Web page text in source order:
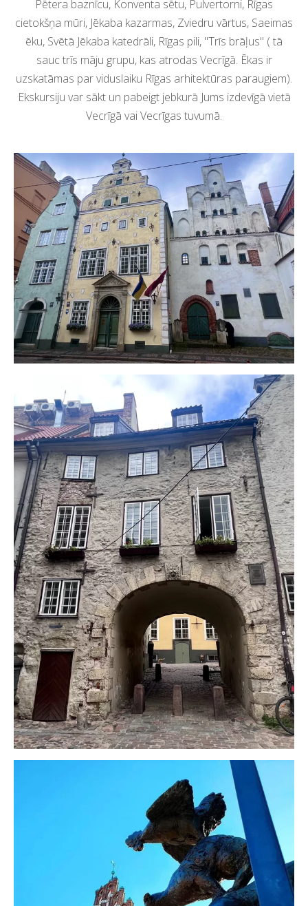
Pētera baznīcu, Konventa sētu, Pulvertorni, Rīgas
cietokšņa mūri, Jēkaba kazarmas, Zviedru vārtus, Saeimas
ēku, Svētā Jēkaba katedrāli, Rīgas pili, "Trīs brāļus" ( tā
sauc trīs māju grupu, kas atrodas Vecrīgā. Ēkas ir
uzskatāmas par viduslaiku Rīgas arhitektūras paraugiem).
Ekskursiju var sākt un pabeigt jebkurā Jums izdevīgā vietā
Vecrīgā vai Vecrīgas tuvumā.